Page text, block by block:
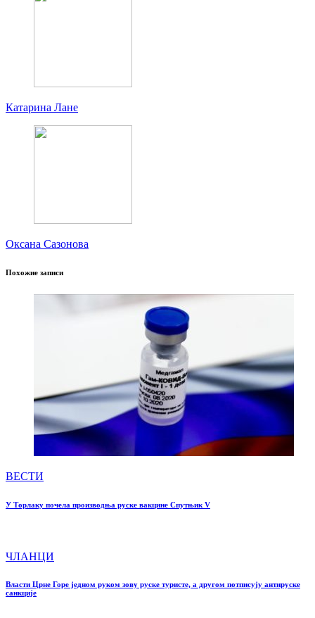
Катарина Лане
Оксана Сазонова
Похожие записи
ВЕСТИ
У Торлаку почела производња руске вакцине Спутњик V
ЧЛАНЦИ
Власти Црне Горе једном руком зову руске туристе, а другом потписују антируске
санкције